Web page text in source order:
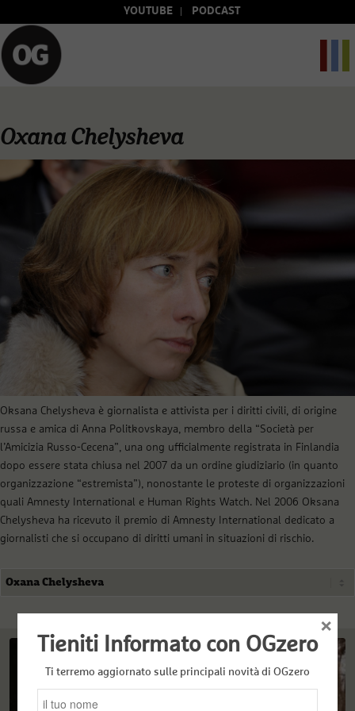
YOUTUBE PODCAST
Oxana Chelysheva
Oksana Chelysheva è giornalista e attivista per i diritti civili, di origine
russa e amica di Anna Politkovskaya, membro della “Società per
l’Amicizia Russo-Cecena”, una ong ufficialmente registrata in Finlandia
dopo essere stata chiusa nel 2007 da un ordine giudiziario (in quanto
organizzazione “estremista”), nonostante le proteste di organizzazioni
quali Amnesty International e Human Rights Watch. Nel 2006 Oksana
Chelysheva ha ricevuto il premio di Amnesty International dedicato a
giornalisti che si occupano di diritti umani in situazioni di rischio.
Tieniti Informato con OGzero
Ti terremo aggiornato sulle principali novità di OGzero
×